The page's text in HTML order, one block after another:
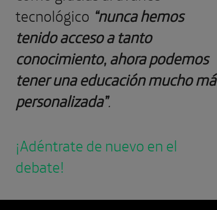
tecnológico “nunca hemos
tenido acceso a tanto
conocimiento, ahora podemos
tener una educación mucho
personalizada”.
¡Adéntrate de nuevo en el
debate!